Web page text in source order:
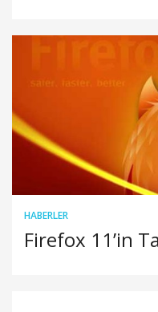
HABERLER
Firefox 11’in